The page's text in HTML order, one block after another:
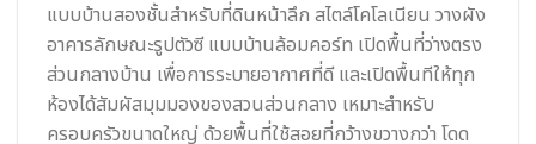
แบบบ้านสองชั้นสำหรับที่ดินหน้าลึก สไตล์โคโลเนียน วางผัง
อาคารลักษณะรูปตัวซี แบบบ้านล้อมคอร์ท เปิดพื้นที่ว่างตรง
ส่วนกลางบ้าน เพื่อการระบายอากาศที่ดี และเปิดพื้นทีให้ทุก
ห้องได้สัมผัสมุมมองของสวนส่วนกลาง เหมาะสำหรับ
ครอบครัวขนาดใหญ่ ด้วยพื้นที่ใช้สอยที่กว้างขวางกว่า โดด